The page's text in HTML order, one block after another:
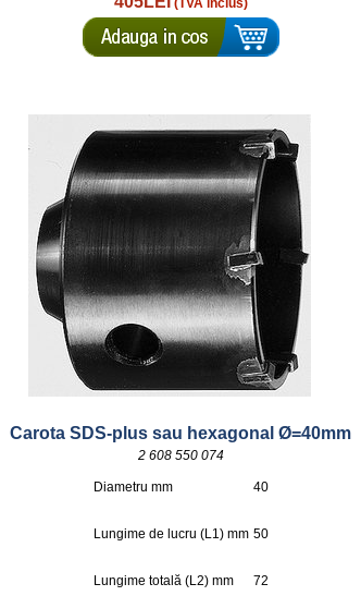
(TVA inclus)
Carota SDS-plus sau hexagonal Ø=40mm
2 608 550 074
Diametru mm 40
Lungime de lucru (L1) mm 50
Lungime totală (L2) mm 72